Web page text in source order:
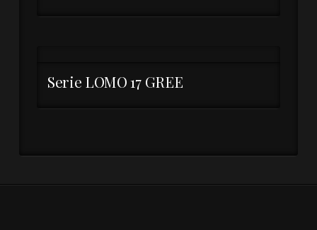
Serie LOMO 17 GREE